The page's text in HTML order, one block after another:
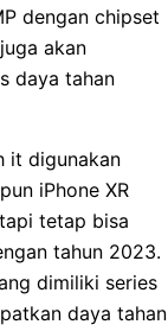
dengan chipset
akan
daya tahan
it digunakan
iPhone XR
tetap bisa
tahun 2023.
dimiliki series
daya tahan